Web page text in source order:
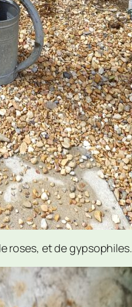
roses, et de gypsophiles.